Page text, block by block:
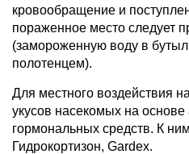
кровообращение и
пораженное место следует
(замороженную воду в
полотенцем).
Для местного воздействия
укусов насекомых на основе
гормональных средств. К
Гидрокортизон, Gardex.